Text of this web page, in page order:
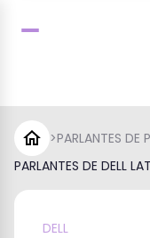
>PARLANTES DE
PARLANTES DE DELL
DELL